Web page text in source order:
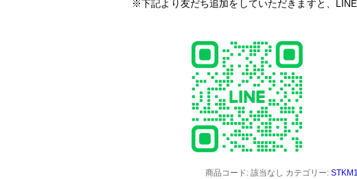
※下記より友だち追加をしていただきますと、
商品コード: 該当なし カテゴリー: